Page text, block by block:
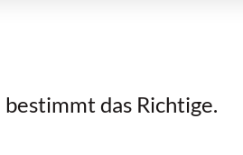
das Richtige.